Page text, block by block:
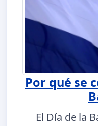
Por qué se
El Día de la